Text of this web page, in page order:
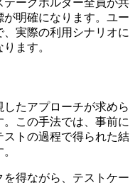
明確になります。ユー
実際の利用シナリオに
ます。
たアプローチが求めら
この手法では、事前に
トの過程で得られた結
得ながら、テストケー